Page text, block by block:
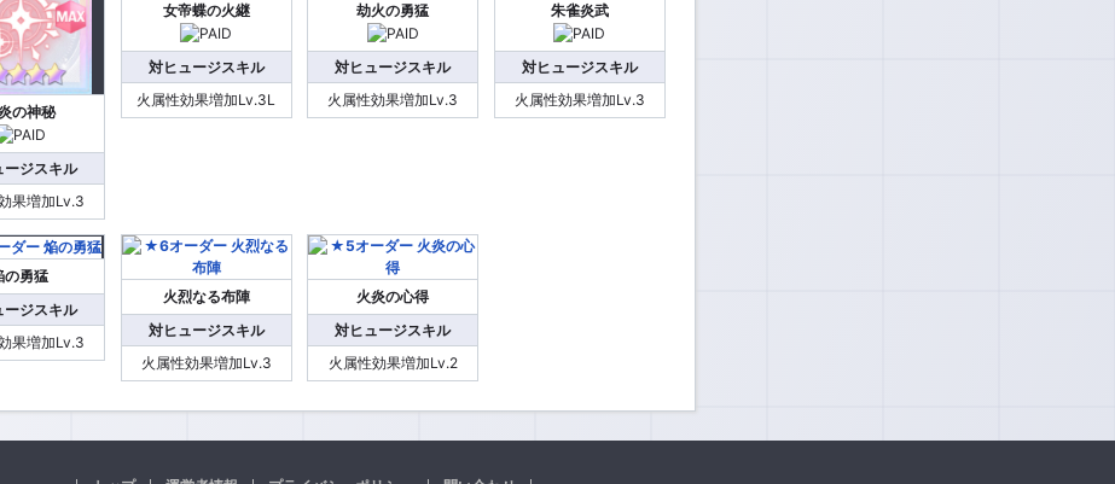
の神秘
ージスキル
果増加Lv.3
女帝蝶の火継
対ヒュージスキル
火属性効果増加Lv.3L
劫火の勇猛
対ヒュージスキル
火属性効果増加Lv.3
朱雀炎武
対ヒュージスキル
火属性効果増加Lv.3
の勇猛
ージスキル
果増加Lv.3
火烈なる布陣
対ヒュージスキル
火属性効果増加Lv.3
火炎の心得
対ヒュージスキル
火属性効果増加Lv.2